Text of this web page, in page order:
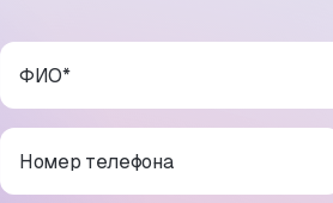
ФИО*
Номер телефона